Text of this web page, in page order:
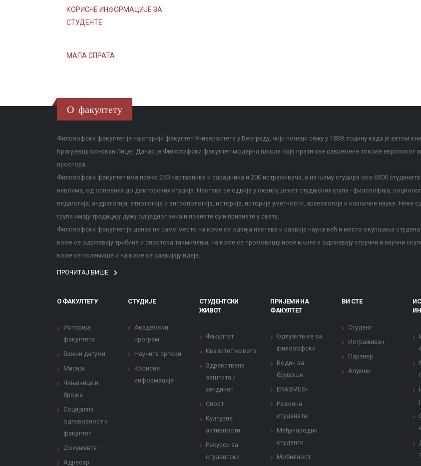
КОРИСНЕ ИНФОРМАЦИЈЕ ЗА
СТУДЕНТЕ
МАПА СПРАТА
О факултету
Филозофски факултет је најстарији факултет Универзитета у Београду, чији почеци сежу у 1838. годину када је актом
Крагујевцу основан Лицеј. Данас је Филозофски факултет модерна школа која прати све савремене токове европског
простора.
Филозофски факултет има преко 250 наставника и сарадника и 200 истраживача, а на њему студира око 6000
нивоима, од основних до докторских студија. Настава се одвија у оквиру десет студијских група - филозофија,
педагогија, андрагогија, етнологија и антропологија, историја, историја уметности, археологија и класичне науке. Неке
група имају традицију дужу од једног века и познате су и признате у свету.
Филозофски факултет је данас не само место на коме се одвија настава и развија наука већ и место окупљања
коме се одржавају трибине и спортска такмичења, на коме се промовишу нове књиге и одржавају стручни и научни
коме се полемише и на коме се развијају идеје.
ПРОЧИТАЈ ВИШЕ
О ФАКУЛТЕТУ
Историја
факултета
Важни датуми
Мисија
Чињенице и
бројке
Социјална
одговорност и
факултет
Документа
Адресар
СТУДИЈЕ
Академски
програм
Научите српски
Корисне
информације
СТУДЕНТСКИ
ЖИВОТ
Факултет
Квалитет живота
Здравствена
заштита /
хендикеп
Спорт
Културне
активности
Ресурси за
студентски
ПРИЈЕМИ НА
ФАКУЛТЕТ
Одлучите се за
филозофски
Водич за
бруцоше
ERASMUS+
Размена
студената
Међународни
студенти
Мобилност
ВИ СТЕ
Студент
Истраживач
Партнер
Алумни